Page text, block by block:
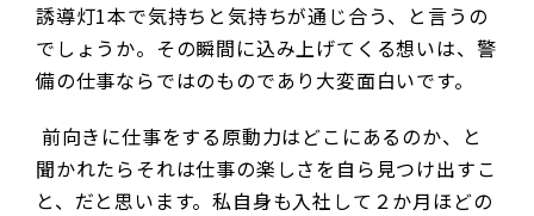
誘導灯1本で気持ちと気持ちが通じ合う、と言うの
でしょうか。その瞬間に込み上げてくる想いは、警
備の仕事ならではのものであり大変面白いです。
前向きに仕事をする原動力はどこにあるのか、と
聞かれたらそれは仕事の楽しさを自ら見つけ出すこ
と、だと思います。私自身も入社して２か月ほどの